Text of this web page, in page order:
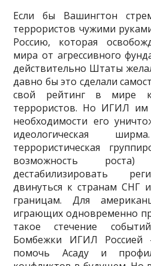
Если бы Вашингтон
террористов чужими
Россию, которая
мира от агрессивного
действительно Штаты
давно бы это сделали
свой рейтинг в мире
террористов. Но ИГИЛ
необходимо­сти его
идеологическая
террористическая
возможность
дестабилизировать
двинуться к странам СНГ
границам. Для
игра­ющих одновременно
такое стечение
Бомбежки ИГИЛ Россией
помочь Асаду и